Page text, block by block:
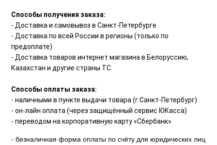
Способы получения заказа:
- Доставка и самовывоз в Санкт-Петербурге
- Доставка по всей России в регионы (только по
предоплате)
- Доставка товаров интернет магазина в Белоруссию,
Казахстан и другие страны ТС
Способы оплаты заказа:
- наличными в пункте выдачи товара (г.Санкт-Петербург)
- он-лайн оплата (через защищённый сервис ЮКасса)
- переводом на корпоративную карту «Сбербанк»
- безналичная форма оплаты по счёту для юридических лиц